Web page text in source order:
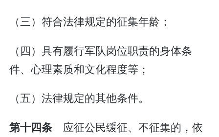
（三）符合法律规定的征集年龄；
（四）具有履行军队岗位职责的身体条
件、心理素质和文化程度等；
（五）法律规定的其他条件。
第十四条 应征公民缓征、不征集的，依